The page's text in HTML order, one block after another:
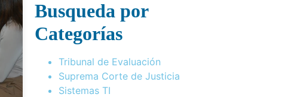
Busqueda por
Categorías
Tribunal de Evaluación
Suprema Corte de Justicia
Sistemas TI